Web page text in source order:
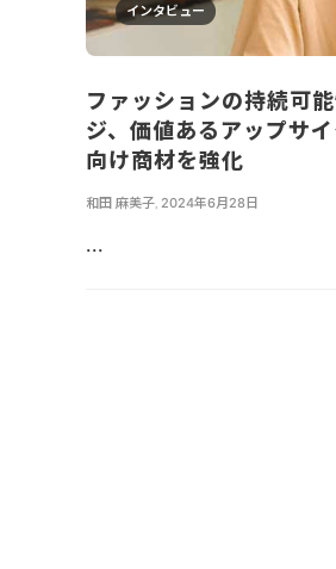
インタビュー
ファッションの持続可
ジ、価値あるアップサ
向け商材を強化
和田 麻美子 2024年6月28日
...